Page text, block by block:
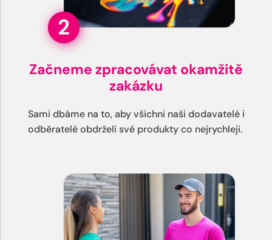
Začneme zpracovávat okamžitě
zakázku
Sami dbáme na to, aby všichni naši dodavatelé i
odběratelé obdrželi své produkty co nejrychleji.